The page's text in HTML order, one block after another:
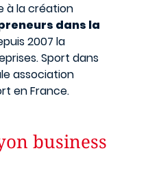
à la création
dans la
2007 la
Sport dans
association
en France.
business